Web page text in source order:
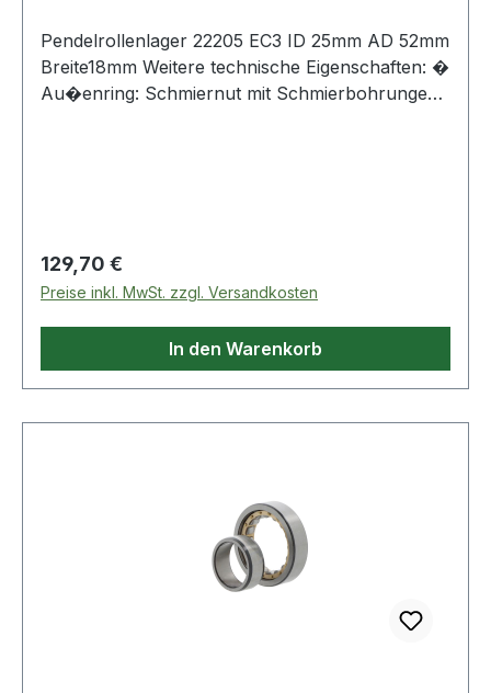
Pendelrollenlager 22205 EC3 ID 25mm AD 52mm
Breite18mm Weitere technische Eigenschaften: �
Au�enring: Schmiernut mit Schmierbohrungen
Regulärer Preis:
129,70 €
Preise inkl. MwSt. zzgl. Versandkosten
In den Warenkorb